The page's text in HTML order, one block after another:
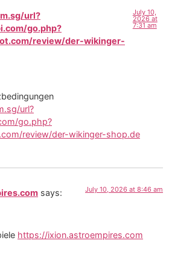
url?
go.php?
review/der-wikinger-
July 10,
2026 at
7:31 am
url?
go.php?
review/der-wikinger-shop.de
says: July 10, 2026 at 8:46 am
https://ixion.astroempires.com